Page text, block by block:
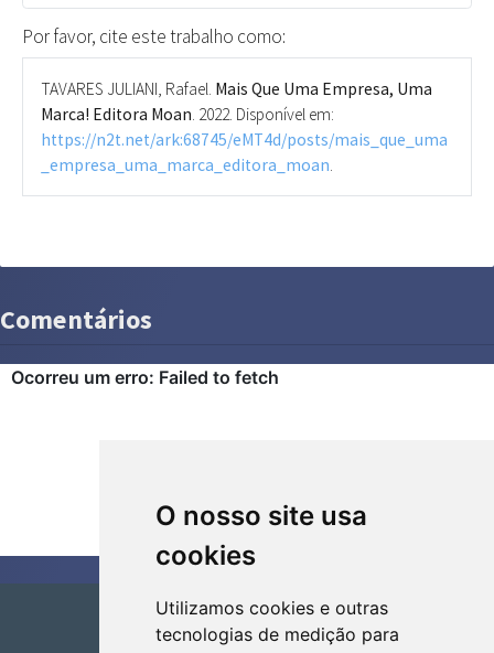
O nosso site usa
cookies
Utilizamos cookies e outras
tecnologias de medição para
Por favor, cite este trabalho como:
TAVARES JULIANI, Rafael. Mais Que Uma Empresa, Uma
Marca! Editora Moan. 2022. Disponível em:
https://n2t.net/ark:68745/eMT4d/posts/mais_que_uma
_empresa_uma_marca_editora_moan.
Comentários